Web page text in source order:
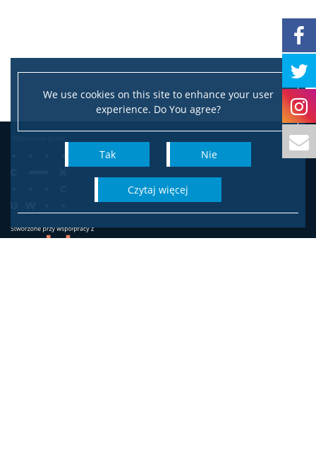
We use cookies on this site to enhance your user
experience. Do You agree?
Tak Nie
czytaj więcej